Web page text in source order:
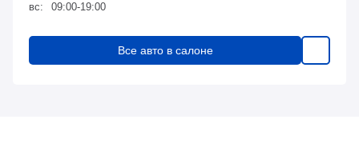
вс:
09:00-19:00
Все авто в салоне